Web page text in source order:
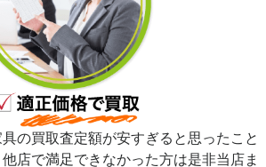
の買取査定額が安すぎると思ったこと
店で満足できなかった方は是非当店ま